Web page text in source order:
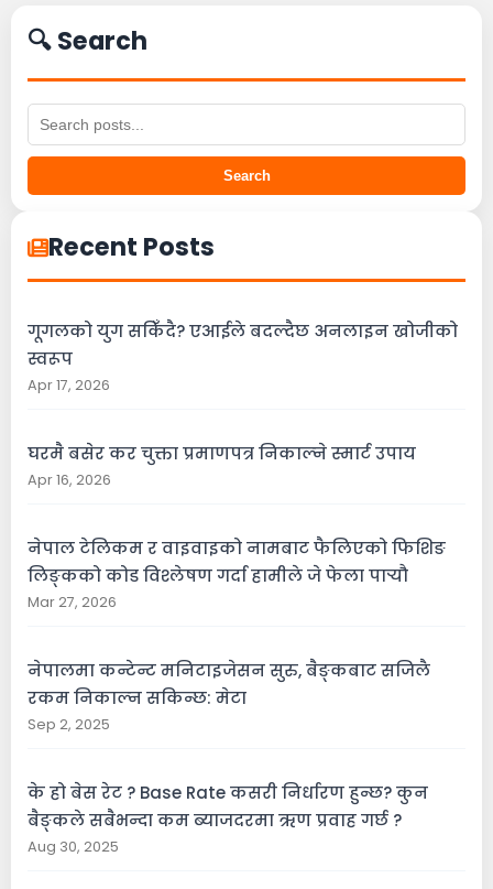
🔍 Search
Search
Recent Posts
गूगलको युग सकिँदै? एआईले बदल्दैछ अनलाइन खोजीको
स्वरूप
Apr 17, 2026
घरमै बसेर कर चुक्ता प्रमाणपत्र निकाल्ने स्मार्ट उपाय
Apr 16, 2026
नेपाल टेलिकम र वाइवाइको नामबाट फैलिएको फिशिङ
लिङ्कको कोड विश्लेषण गर्दा हामीले जे फेला पार्‍यौ
Mar 27, 2026
नेपालमा कन्टेन्ट मनिटाइजेसन सुरु, बैङ्कबाट सजिलै
रकम निकाल्न सकिन्छ: मेटा
Sep 2, 2025
के हो बेस रेट ? Base Rate कसरी निर्धारण हुन्छ? कुन
बैङ्कले सबैभन्दा कम ब्याजदरमा ऋण प्रवाह गर्छ ?
Aug 30, 2025